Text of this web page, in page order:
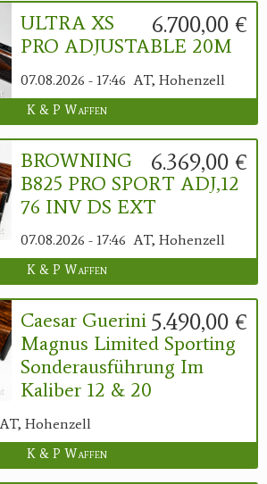
6.700,00 €
ULTRA XS
PRO ADJUSTABLE 20M
07.08.2026 - 17:46 AT, Hohenzell
K & P Waffen
6.369,00 €
BROWNING
B825 PRO SPORT ADJ,12
76 INV DS EXT
07.08.2026 - 17:46 AT, Hohenzell
K & P Waffen
5.490,00 €
Caesar Guerini
Magnus Limited Sporting
Sonderausführung Im
Kaliber 12 & 20
AT, Hohenzell
K & P Waffen